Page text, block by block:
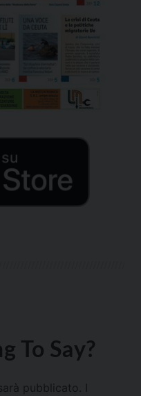
To Say?
pubblicato.